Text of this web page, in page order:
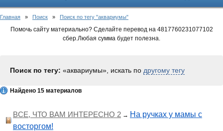
Форум
Главная » Поиск » Поиск по тегу "аквариумы"
Помочь сайту материально? Сделайте перевод на 4817760231077102
сбер.Любая сумма будет полезна.
Поиск по тегу: «аквариумы», искать по другому тегу
Найдено 15 материалов
ВСЕ, ЧТО ВАМ ИНТЕРЕСНО 2 → На ручках у мамы с
восторгом!